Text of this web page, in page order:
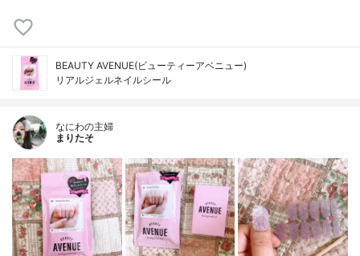
BEAUTY AVENUE(ビューティーアベニュー)
リアルジェルネイルシール
なにわの主婦
まりたそ